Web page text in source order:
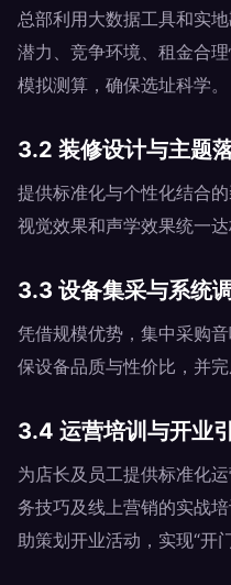
总部利用大数据工具和实
潜力、竞争环境、租金合
模拟测算，确保选址科学。
3.2 装修设计与主题
提供标准化与个性化结合
视觉效果和声学效果统一
3.3 设备集采与系统
凭借规模优势，集中采购
保设备品质与性价比，并
3.4 运营培训与开业
为店长及员工提供标准化
务技巧及线上营销的实战
助策划开业活动，实现“开门